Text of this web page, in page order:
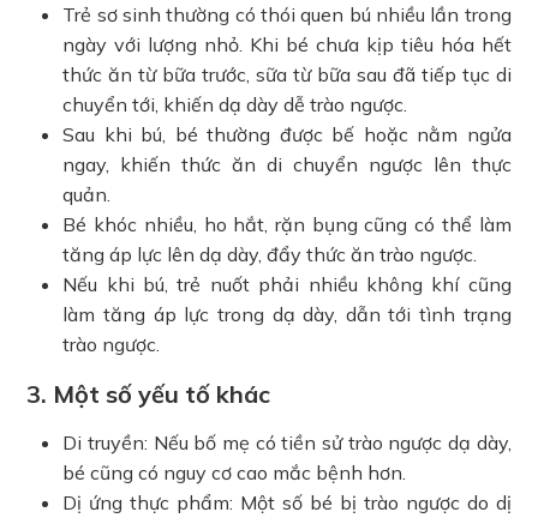
Trẻ sơ sinh thường có thói quen bú nhiều lần trong
ngày với lượng nhỏ. Khi bé chưa kịp tiêu hóa hết
thức ăn từ bữa trước, sữa từ bữa sau đã tiếp tục di
chuyển tới, khiến dạ dày dễ trào ngược.
Sau khi bú, bé thường được bế hoặc nằm ngửa
ngay, khiến thức ăn di chuyển ngược lên thực
quản.
Bé khóc nhiều, ho hắt, rặn bụng cũng có thể làm
tăng áp lực lên dạ dày, đẩy thức ăn trào ngược.
Nếu khi bú, trẻ nuốt phải nhiều không khí cũng
làm tăng áp lực trong dạ dày, dẫn tới tình trạng
trào ngược.
3. Một số yếu tố khác
Di truyền: Nếu bố mẹ có tiền sử trào ngược dạ dày,
bé cũng có nguy cơ cao mắc bệnh hơn.
Dị ứng thực phẩm: Một số bé bị trào ngược do dị